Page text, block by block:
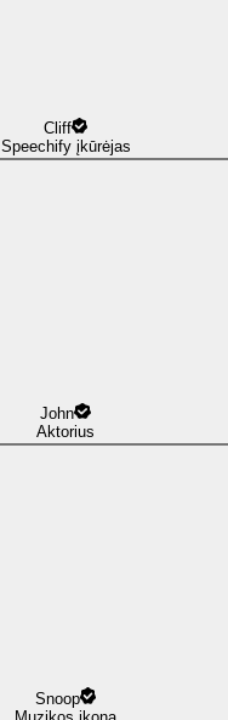
Cliff
Speechify įkūrėjas
John
Aktorius
Snoop